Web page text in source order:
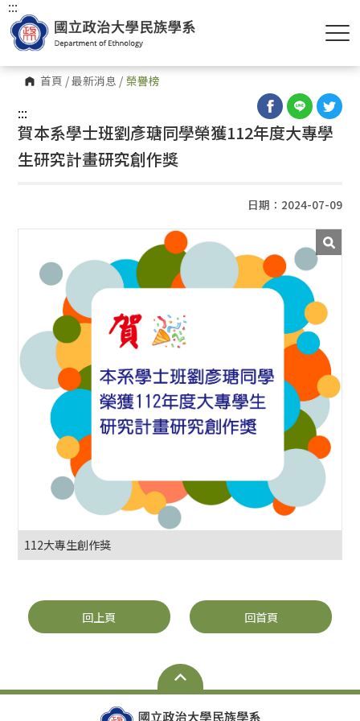
首頁 /最新消息 / 榮譽榜
:::
:::
賀本系學士班劉彥瑭同學榮獲112年度大專學
生研究計畫研究創作獎
日期：2024-07-09
112大專生創作獎
回上頁 回首頁